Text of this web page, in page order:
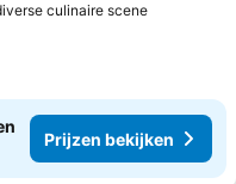
culinaire scenePrijzen
Prijzen bekijken